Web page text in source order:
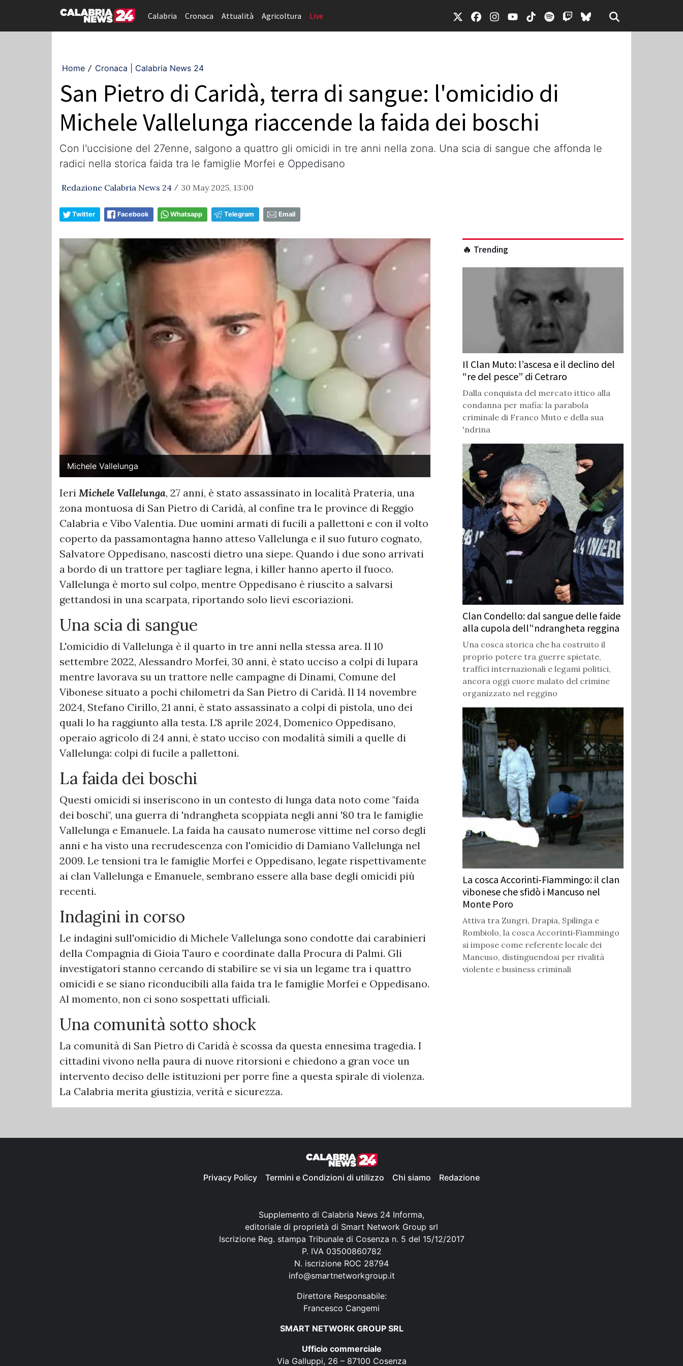
Calabria Cronaca Attualità Agricoltura Live
Home / Cronaca | Calabria News 24
San Pietro di Caridà, terra di sangue: l'omicidio di
Michele Vallelunga riaccende la faida dei boschi
Con l'uccisione del 27enne, salgono a quattro gli omicidi in tre anni nella zona. Una scia di sangue che affonda le
radici nella storica faida tra le famiglie Morfei e Oppedisano
Redazione Calabria News 24 / 30 May 2025, 13:00
Twitter Facebook Whatsapp Telegram Email
Michele Vallelunga
Ieri Michele Vallelunga, 27 anni, è stato assassinato in località Prateria, una
zona montuosa di San Pietro di Caridà, al confine tra le province di Reggio
Calabria e Vibo Valentia. Due uomini armati di fucili a pallettoni e con il volto
coperto da passamontagna hanno atteso Vallelunga e il suo futuro cognato,
Salvatore Oppedisano, nascosti dietro una siepe. Quando i due sono arrivati
a bordo di un trattore per tagliare legna, i killer hanno aperto il fuoco.
Vallelunga è morto sul colpo, mentre Oppedisano è riuscito a salvarsi
gettandosi in una scarpata, riportando solo lievi escoriazioni.
Una scia di sangue
L'omicidio di Vallelunga è il quarto in tre anni nella stessa area. Il 10
settembre 2022, Alessandro Morfei, 30 anni, è stato ucciso a colpi di lupara
mentre lavorava su un trattore nelle campagne di Dinami, Comune del
Vibonese situato a pochi chilometri da San Pietro di Caridà. Il 14 novembre
2024, Stefano Cirillo, 21 anni, è stato assassinato a colpi di pistola, uno dei
quali lo ha raggiunto alla testa. L'8 aprile 2024, Domenico Oppedisano,
operaio agricolo di 24 anni, è stato ucciso con modalità simili a quelle di
Vallelunga: colpi di fucile a pallettoni.
La faida dei boschi
Questi omicidi si inseriscono in un contesto di lunga data noto come "faida
dei boschi", una guerra di 'ndrangheta scoppiata negli anni '80 tra le famiglie
Vallelunga e Emanuele. La faida ha causato numerose vittime nel corso degli
anni e ha visto una recrudescenza con l'omicidio di Damiano Vallelunga nel
2009. Le tensioni tra le famiglie Morfei e Oppedisano, legate rispettivamente
ai clan Vallelunga e Emanuele, sembrano essere alla base degli omicidi più
recenti.
Indagini in corso
Le indagini sull'omicidio di Michele Vallelunga sono condotte dai carabinieri
della Compagnia di Gioia Tauro e coordinate dalla Procura di Palmi. Gli
investigatori stanno cercando di stabilire se vi sia un legame tra i quattro
omicidi e se siano riconducibili alla faida tra le famiglie Morfei e Oppedisano.
Al momento, non ci sono sospettati ufficiali.
Una comunità sotto shock
La comunità di San Pietro di Caridà è scossa da questa ennesima tragedia. I
cittadini vivono nella paura di nuove ritorsioni e chiedono a gran voce un
intervento deciso delle istituzioni per porre fine a questa spirale di violenza.
La Calabria merita giustizia, verità e sicurezza.
🔥 Trending
Il Clan Muto: l’ascesa e il declino del
“re del pesce” di Cetraro
Dalla conquista del mercato ittico alla
condanna per mafia: la parabola
criminale di Franco Muto e della sua
'ndrina
Clan Condello: dal sangue delle faide
alla cupola dell’‘ndrangheta reggina
Una cosca storica che ha costruito il
proprio potere tra guerre spietate,
traffici internazionali e legami politici,
ancora oggi cuore malato del crimine
organizzato nel reggino
La cosca Accorinti‑Fiammingo: il clan
vibonese che sfidò i Mancuso nel
Monte Poro
Attiva tra Zungri, Drapia, Spilinga e
Rombiolo, la cosca Accorinti‑Fiammingo
si impose come referente locale dei
Mancuso, distinguendosi per rivalità
violente e business criminali
Privacy Policy Termini e Condizioni di utilizzo Chi siamo Redazione
Supplemento di Calabria News 24 Informa,
editoriale di proprietà di Smart Network Group srl
Iscrizione Reg. stampa Tribunale di Cosenza n. 5 del 15/12/2017
P. IVA 03500860782
N. iscrizione ROC 28794
info@smartnetworkgroup.it
Direttore Responsabile:
Francesco Cangemi
SMART NETWORK GROUP SRL
Ufficio commerciale
Via Galluppi, 26 – 87100 Cosenza